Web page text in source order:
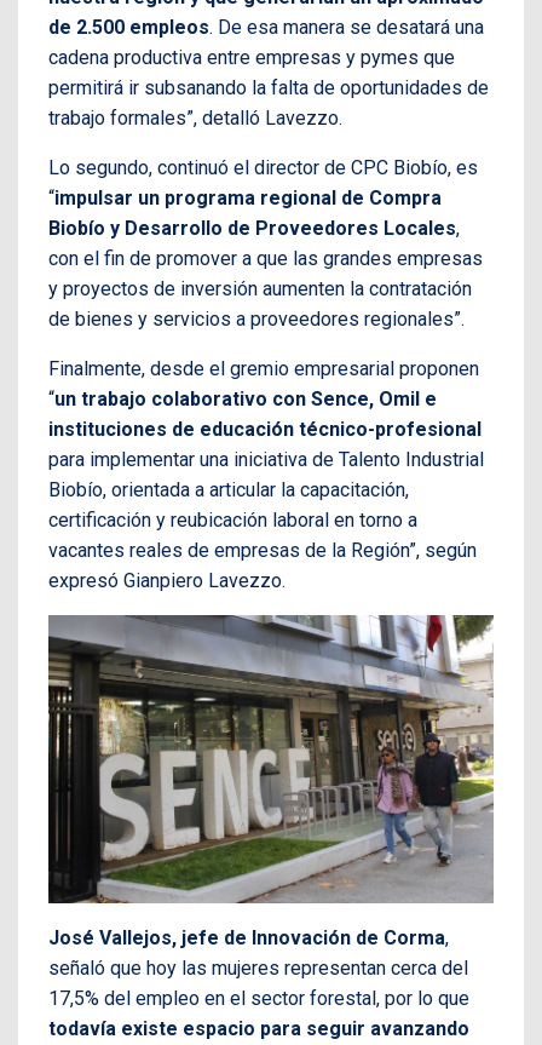
de 2.500 empleos. De esa manera se desatará una
cadena productiva entre empresas y pymes que
permitirá ir subsanando la falta de oportunidades de
trabajo formales”, detalló Lavezzo.
Lo segundo, continuó el director de CPC Biobío, es
“impulsar un programa regional de Compra
Biobío y Desarrollo de Proveedores Locales,
con el fin de promover a que las grandes empresas
y proyectos de inversión aumenten la contratación
de bienes y servicios a proveedores regionales”.
Finalmente, desde el gremio empresarial proponen
“un trabajo colaborativo con Sence, Omil e
instituciones de educación técnico-profesional
para implementar una iniciativa de Talento Industrial
Biobío, orientada a articular la capacitación,
certificación y reubicación laboral en torno a
vacantes reales de empresas de la Región”, según
expresó Gianpiero Lavezzo.
José Vallejos, jefe de Innovación de Corma,
señaló que hoy las mujeres representan cerca del
17,5% del empleo en el sector forestal, por lo que
todavía existe espacio para seguir avanzando